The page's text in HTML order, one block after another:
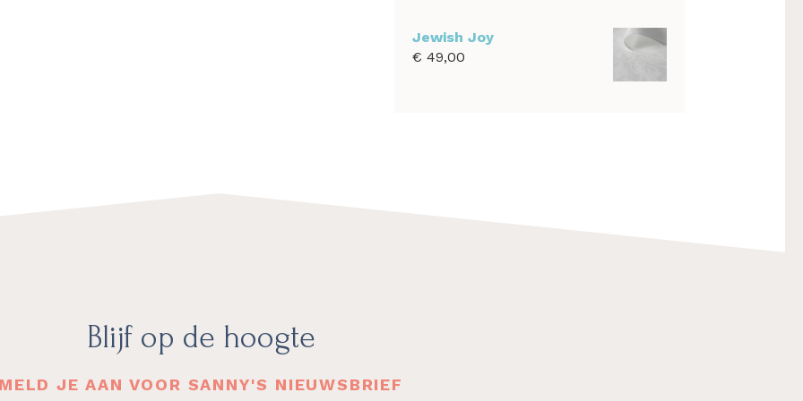
Jewish Joy
€ 49,00
Blijf op de hoogte
MELD JE AAN VOOR SANNY'S NIEUWSBRIEF